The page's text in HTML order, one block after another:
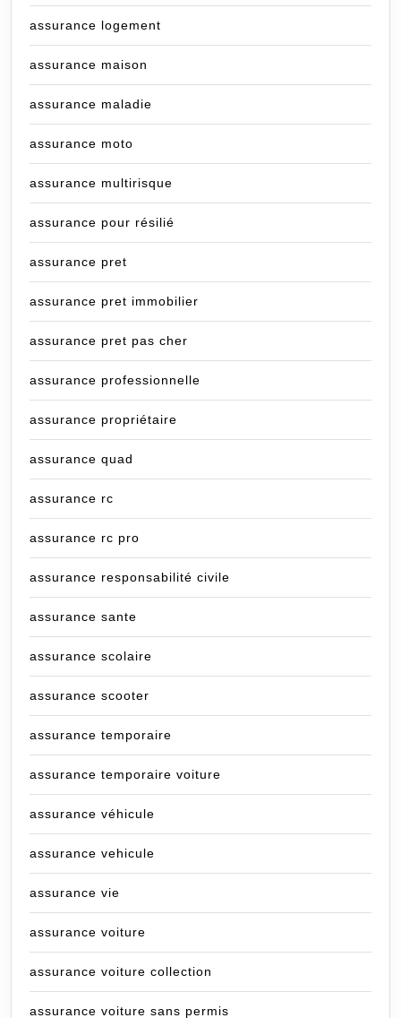
assurance logement
assurance maison
assurance maladie
assurance moto
assurance multirisque
assurance pour résilié
assurance pret
assurance pret immobilier
assurance pret pas cher
assurance professionnelle
assurance propriétaire
assurance quad
assurance rc
assurance rc pro
assurance responsabilité civile
assurance sante
assurance scolaire
assurance scooter
assurance temporaire
assurance temporaire voiture
assurance véhicule
assurance vehicule
assurance vie
assurance voiture
assurance voiture collection
assurance voiture sans permis